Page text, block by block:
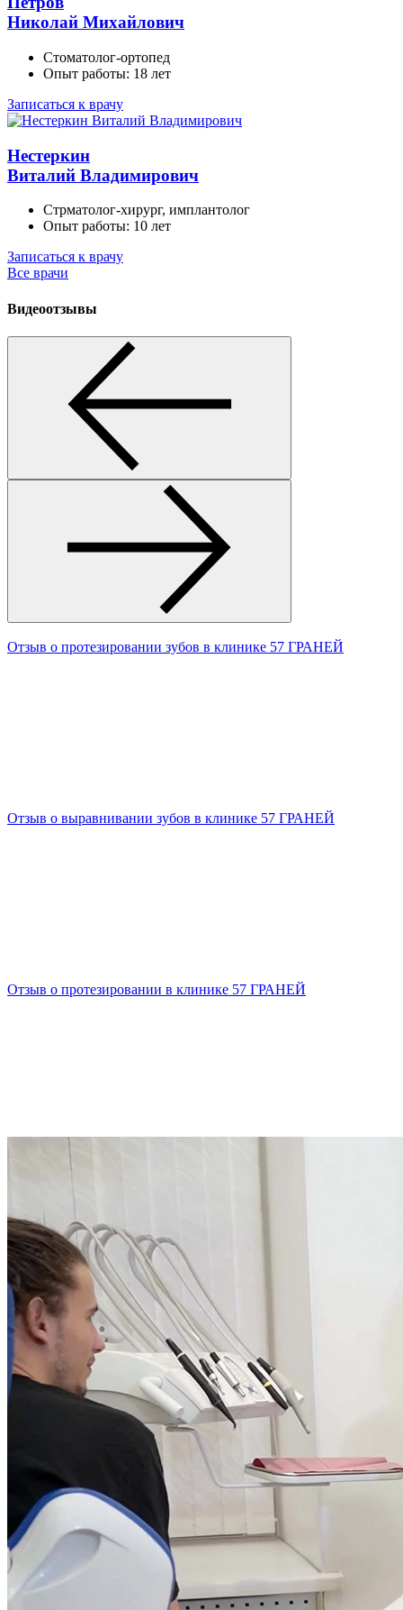
Николай Михайлович
Стоматолог-ортопед
Опыт работы: 18 лет
Записаться к врачу
Нестеркин
Виталий Владимирович
Стрматолог-хирург, имплантолог
Опыт работы: 10 лет
Записаться к врачу
Все врачи
Видеоотзывы
Отзыв о протезировании зубов в клинике 57 ГРАНЕЙ
Отзыв о выравнивании зубов в клинике 57 ГРАНЕЙ
Отзыв о протезировании в клинике 57 ГРАНЕЙ